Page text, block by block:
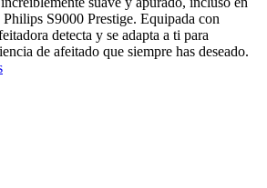
S9000 Prestige. Equipada con
detecta y se adapta a ti para
de afeitado que siempre has deseado.